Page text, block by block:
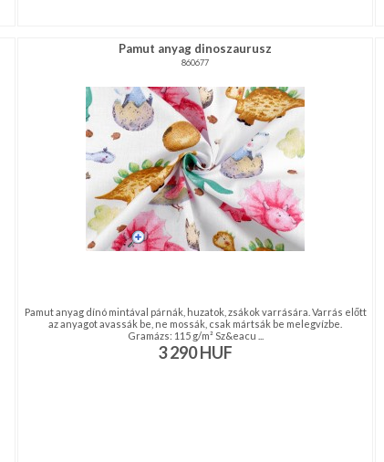
Pamut anyag dinoszaurusz
860677
Pamut anyag dínó mintával párnák, huzatok, zsákok varrására. Varrás előtt
az anyagot avassák be, ne mossák, csak mártsák be melegvízbe.
Gramázs: 115 g/m² Sz&eacu ...
3 290HUF